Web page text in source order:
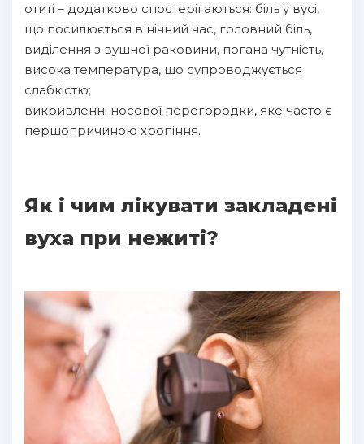
отиті – додатково спостерігаються: біль у вусі,
що посилюється в нічний час, головний біль,
виділення з вушної раковини, погана чутність,
висока температура, що супроводжується
слабкістю;
викривленні носової перегородки, яке часто є
першопричиною хропіння.
Як і чим лікувати закладені
вуха при нежиті?